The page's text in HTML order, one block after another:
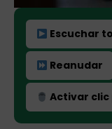
Escuchar
Reanudar
Activar clic